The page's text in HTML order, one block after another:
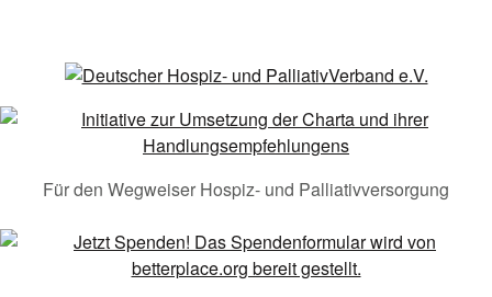
Für den Wegweiser Hospiz- und Palliativversorgung